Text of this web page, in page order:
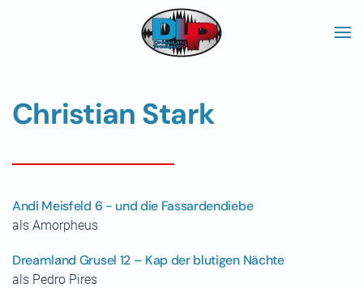
Skip to main content
Christian Stark
Andi Meisfeld 6 - und die Fassardendiebe
als Amorpheus
Dreamland Grusel 12 – Kap der blutigen Nächte
als Pedro Pires